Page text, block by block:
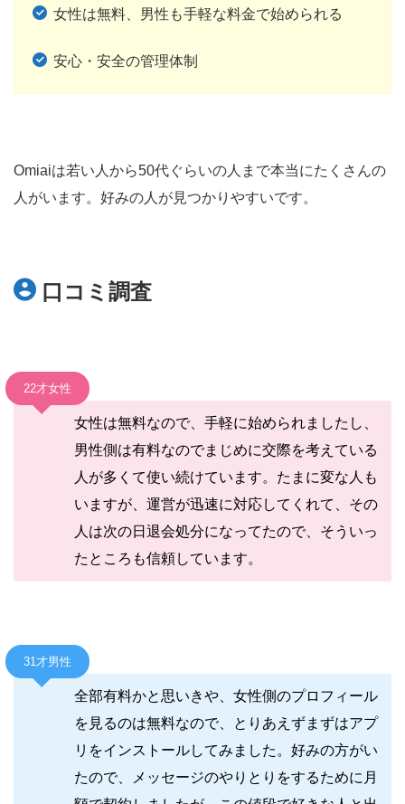
女性は無料、男性も手軽な料金で始められる
安心・安全の管理体制
Omiaiは若い人から50代ぐらいの人まで本当にたくさんの
人がいます。好みの人が見つかりやすいです。
口コミ調査
22才女性
女性は無料なので、手軽に始められましたし、
男性側は有料なのでまじめに交際を考えている
人が多くて使い続けています。たまに変な人も
いますが、運営が迅速に対応してくれて、その
人は次の日退会処分になってたので、そういっ
たところも信頼しています。
31才男性
全部有料かと思いきや、女性側のプロフィール
を見るのは無料なので、とりあえずまずはアプ
リをインストールしてみました。好みの方がい
たので、メッセージのやりとりをするために月